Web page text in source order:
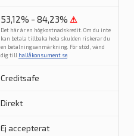
53,12% - 84,23% ⚠
Det här är en högkostnadskredit. Om du inte
kan betala tillbaka hela skulden riskerar du
en betalningsanmärkning. För stöd, vänd
dig till hallåkonsument.se
Creditsafe
Direkt
Ej accepterat